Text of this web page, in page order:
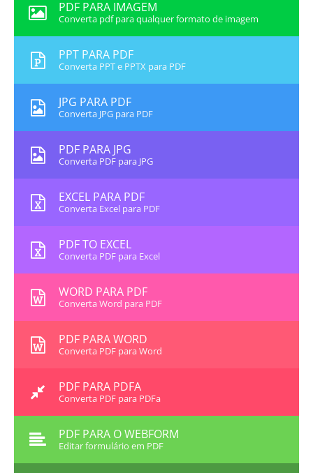
PDF PARA IMAGEM
Converta pdf para qualquer formato de imagem
PPT PARA PDF
Converta PPT e PPTX para PDF
JPG PARA PDF
Converta JPG para PDF
PDF PARA JPG
Converta PDF para JPG
EXCEL PARA PDF
Converta Excel para PDF
PDF TO EXCEL
Converta PDF para Excel
WORD PARA PDF
Converta Word para PDF
PDF PARA WORD
Converta PDF para Word
PDF PARA PDFA
Converta PDF para PDFa
PDF PARA O WEBFORM
Editar formulário em PDF